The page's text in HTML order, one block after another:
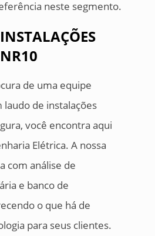
neste segmento.
de uma equipe
laudo de instalações
você encontra aqui
Elétrica. A nossa
com análise de
e banco de
o que há de
para seus clientes.